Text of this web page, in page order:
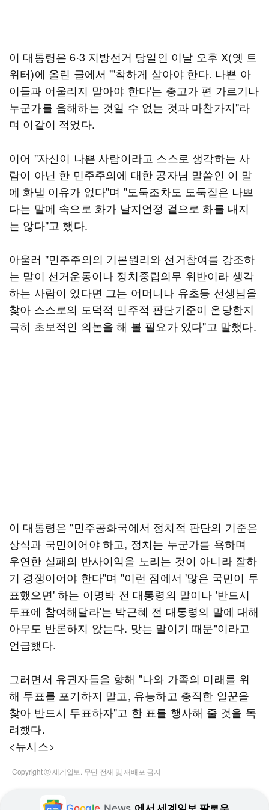
이 대통령은 6·3 지방선거 당일인 이날 오후 X(옛 트
위터)에 올린 글에서 "'착하게 살아야 한다. 나쁜 아
이들과 어울리지 말아야 한다'는 충고가 편 가르기나
누군가를 음해하는 것일 수 없는 것과 마찬가지"라
며 이같이 적었다.
이어 "자신이 나쁜 사람이라고 스스로 생각하는 사
람이 아닌 한 민주주의에 대한 공자님 말씀인 이 말
에 화낼 이유가 없다"며 "도둑조차도 도둑질은 나쁘
다는 말에 속으로 화가 날지언정 겉으로 화를 내지
는 않다"고 했다.
아울러 "민주주의의 기본원리와 선거참여를 강조하
는 말이 선거운동이나 정치중립의무 위반이라 생각
하는 사람이 있다면 그는 어머니나 유초등 선생님을
찾아 스스로의 도덕적 민주적 판단기준이 온당한지
극히 초보적인 의논을 해 볼 필요가 있다"고 말했다.
이 대통령은 "민주공화국에서 정치적 판단의 기준은
상식과 국민이어야 하고, 정치는 누군가를 욕하며
우연한 실패의 반사이익을 노리는 것이 아니라 잘하
기 경쟁이어야 한다"며 "이런 점에서 '많은 국민이 투
표했으면' 하는 이명박 전 대통령의 말이나 '반드시
투표에 참여해달라'는 박근혜 전 대통령의 말에 대해
아무도 반론하지 않는다. 맞는 말이기 때문"이라고
언급했다.
그러면서 유권자들을 향해 "나와 가족의 미래를 위
해 투표를 포기하지 말고, 유능하고 충직한 일꾼을
찾아 반드시 투표하자"고 한 표를 행사해 줄 것을 독
려했다.
<뉴시스>
Copyright ⓒ 세계일보. 무단 전재 및 재배포 금지